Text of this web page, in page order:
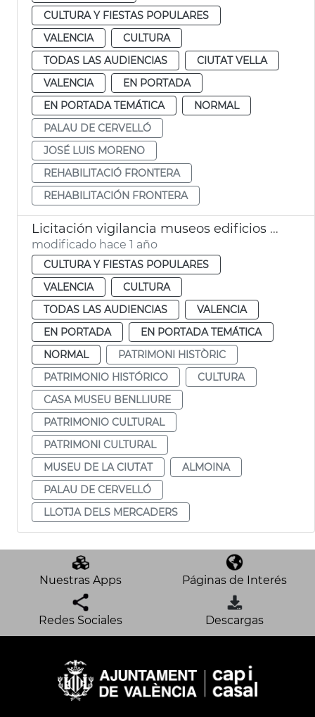
CULTURA Y FIESTAS POPULARES
VALENCIA
CULTURA
TODAS LAS AUDIENCIAS
CIUTAT VELLA
VALENCIA
EN PORTADA
EN PORTADA TEMÁTICA
NORMAL
PALAU DE CERVELLÓ
JOSÉ LUIS MORENO
REHABILITACIÓ FRONTERA
REHABILITACIÓN FRONTERA
Licitación vigilancia museos edificios históricos municipales València
modificado hace 1 año
CULTURA Y FIESTAS POPULARES
VALENCIA
CULTURA
TODAS LAS AUDIENCIAS
VALENCIA
EN PORTADA
EN PORTADA TEMÁTICA
NORMAL
PATRIMONI HISTÒRIC
PATRIMONIO HISTÓRICO
CULTURA
CASA MUSEU BENLLIURE
PATRIMONIO CULTURAL
PATRIMONI CULTURAL
MUSEU DE LA CIUTAT
ALMOINA
PALAU DE CERVELLÓ
LLOTJA DELS MERCADERS
Nuestras Apps Páginas de Interés
Redes Sociales Descargas